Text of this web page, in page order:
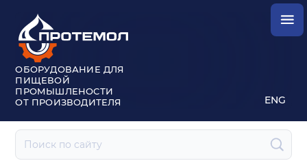
ОБОРУДОВАНИЕ ДЛЯ
ПИЩЕВОЙ
ПРОМЫШЛЕНОСТИ
ОТ ПРОИЗВОДИТЕЛЯ
ENG